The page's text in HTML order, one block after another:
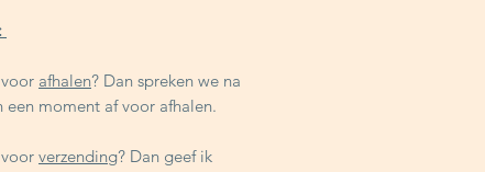
afhalen? Dan spreken we na
een moment af voor afhalen.
verzending? Dan geef ik